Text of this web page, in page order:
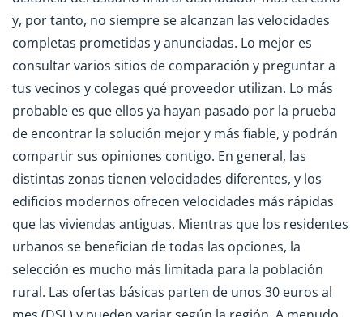
y, por tanto, no siempre se alcanzan las velocidades
completas prometidas y anunciadas. Lo mejor es
consultar varios sitios de comparación y preguntar a
tus vecinos y colegas qué proveedor utilizan. Lo más
probable es que ellos ya hayan pasado por la prueba
de encontrar la solución mejor y más fiable, y podrán
compartir sus opiniones contigo. En general, las
distintas zonas tienen velocidades diferentes, y los
edificios modernos ofrecen velocidades más rápidas
que las viviendas antiguas. Mientras que los residentes
urbanos se benefician de todas las opciones, la
selección es mucho más limitada para la población
rural. Las ofertas básicas parten de unos 30 euros al